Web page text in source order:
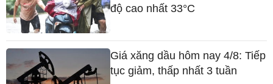
độ cao nhất 33°C
Giá xăng dầu hôm nay 4/8: Tiếp
tục giảm, thấp nhất 3 tuần